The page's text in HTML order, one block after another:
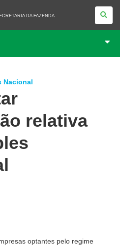
DA FAZENDA
Nacional
relativa
optantes pelo regime